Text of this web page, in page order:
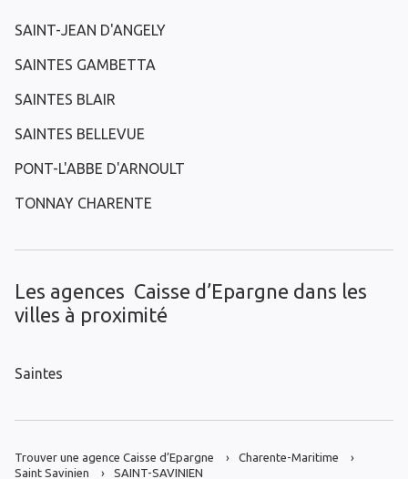
SAINT-JEAN D'ANGELY
SAINTES GAMBETTA
SAINTES BLAIR
SAINTES BELLEVUE
PONT-L'ABBE D'ARNOULT
TONNAY CHARENTE
Les agences Caisse d’Epargne dans les
villes à proximité
Saintes
Trouver une agence Caisse d’Epargne
Charente-Maritime
Saint Savinien
SAINT-SAVINIEN